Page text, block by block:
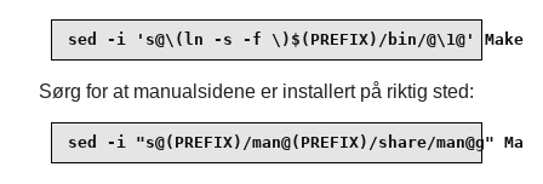
sed -i 's@\(ln -s -f \)$(PREFIX)/bin/@\1@'
Sørg for at manualsidene er installert på riktig sted:
sed -i "s@(PREFIX)/man@(PREFIX)/share/man@g"